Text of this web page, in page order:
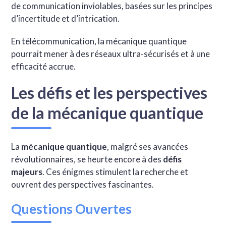
de communication inviolables, basées sur les principes
d’incertitude et d’intrication.
En télécommunication, la mécanique quantique
pourrait mener à des réseaux ultra-sécurisés et à une
efficacité accrue.
Les défis et les perspectives
de la mécanique quantique
La mécanique quantique, malgré ses avancées
révolutionnaires, se heurte encore à des défis
majeurs. Ces énigmes stimulent la recherche et
ouvrent des perspectives fascinantes.
Questions Ouvertes